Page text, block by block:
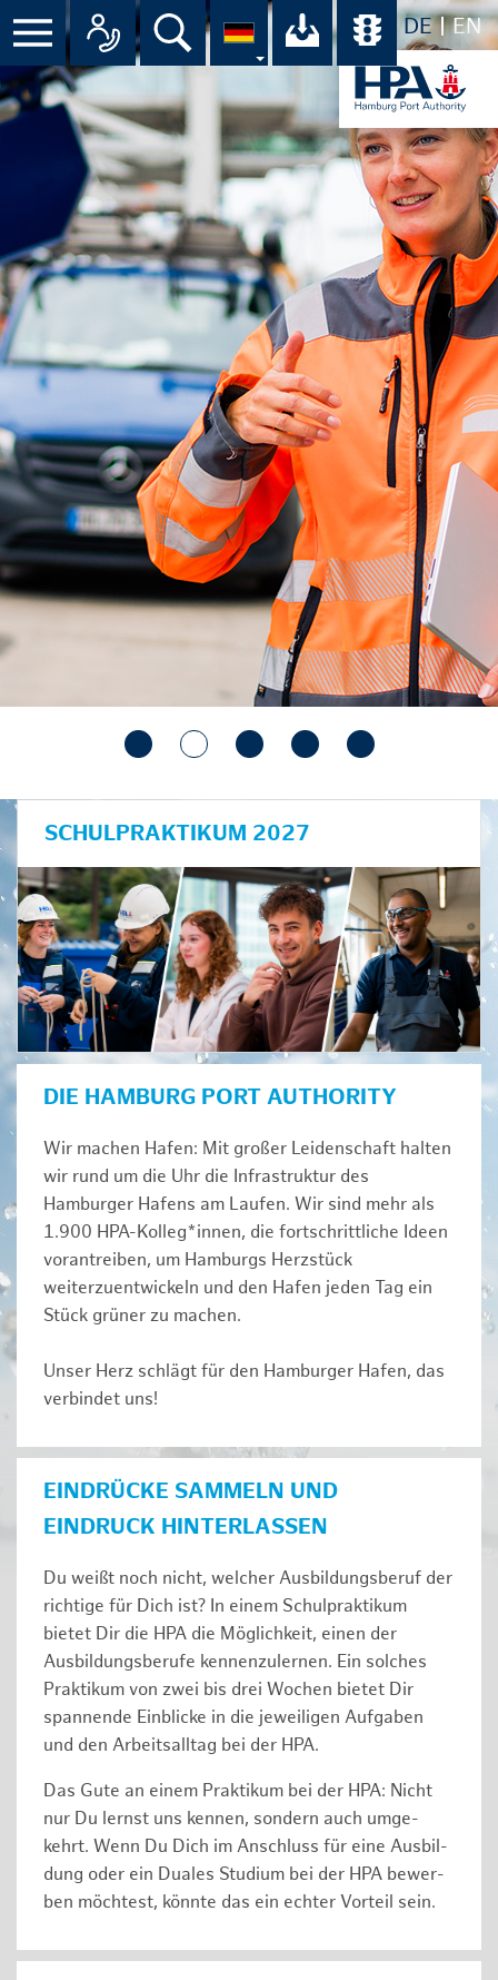
DE EN
Menü Alle Ansprechpartner im
Suche Ihr Download-
SCHULPRAKTIKUM 2027
DIE HAMBURG PORT AUTHORITY
Wir machen Hafen: Mit großer Leidenschaft halten
wir rund um die Uhr die Infrastruktur des
Hamburger Hafens am Laufen. Wir sind mehr als
1.900 HPA-Kolleg*innen, die fortschrittliche Ideen
vorantreiben, um Hamburgs Herzstück
weiterzuentwickeln und den Hafen jeden Tag ein
Stück grüner zu machen.
Unser Herz schlägt für den Hamburger Hafen, das
verbindet uns!
EINDRÜCKE SAMMELN UND
EINDRUCK HINTERLASSEN
Du weißt noch nicht, welcher Ausbildungsberuf der
richtige für Dich ist? In einem Schulpraktikum
bietet Dir die HPA die Möglichkeit, einen der
Ausbildungsberufe kennenzulernen. Ein solches
Prak­ti­kum von zwei bis drei Wochen bie­tet Dir
span­nen­de Ein­bli­cke in die jeweiligen Aufgaben
und den Ar­beits­all­tag bei der HPA.
Das Gute an einem Praktikum bei der HPA: Nicht
nur Du lernst uns ken­nen, son­dern auch um­ge­
kehrt. Wenn Du Dich im An­schluss für eine Aus­bil­
dung oder ein Duales Studium bei der HPA be­wer­
ben möch­test, könnte das ein ech­ter Vor­teil sein.